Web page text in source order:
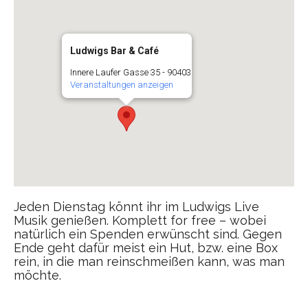
Ludwigs Bar & Café
Innere Laufer Gasse 35 - 90403
Veranstaltungen anzeigen
Jeden Dienstag könnt ihr im Ludwigs Live
Musik genießen. Komplett for free – wobei
natürlich ein Spenden erwünscht sind. Gegen
Ende geht dafür meist ein Hut, bzw. eine Box
rein, in die man reinschmeißen kann, was man
möchte.